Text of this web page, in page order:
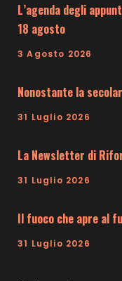
L’agenda degli
18 agosto
3 Agosto 2026
Nonostante la
31 Luglio 2026
La Newsletter di
31 Luglio 2026
Il fuoco che apre al
31 Luglio 2026